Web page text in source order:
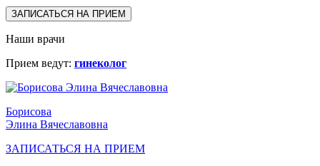
ЗАПИСАТЬСЯ НА ПРИЕМ
Наши врачи
Прием ведут: гинеколог
Борисова
Элина Вячеславовна
ЗАПИСАТЬСЯ НА ПРИЕМ